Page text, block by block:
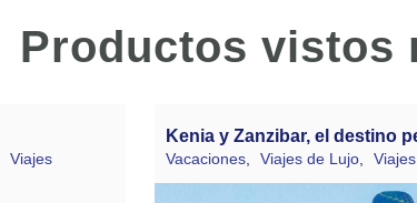
Productos vistos
Viajes
Kenia y Zanzibar, el destino
Vacaciones, Viajes de Lujo,